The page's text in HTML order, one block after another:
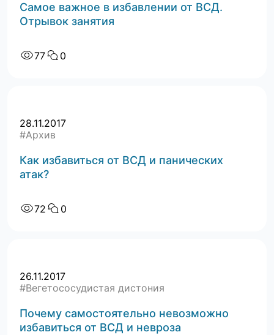
Самое важное в избавлении от ВСД.
Отрывок занятия
77 0
28.11.2017
#Архив
Как избавиться от ВСД и панических
атак?
72 0
26.11.2017
#Вегетососудистая дистония
Почему самостоятельно невозможно
избавиться от ВСД и невроза